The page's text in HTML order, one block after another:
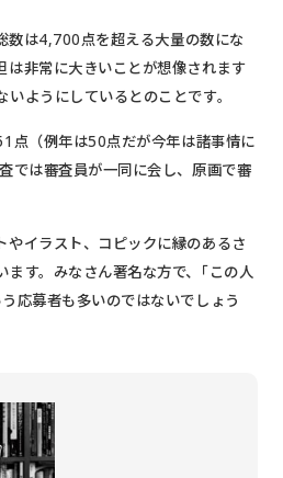
数は4,700点を超える大量の数にな
は非常に大きいことが想像されます
ようにしているとのことです。
点（例年は50点だが今年は諸事情に
では審査員が一同に会し、原画で審
やイラスト、コピックに縁のあるさ
ます。みなさん著名な方で、｢この人
応募者も多いのではないでしょう